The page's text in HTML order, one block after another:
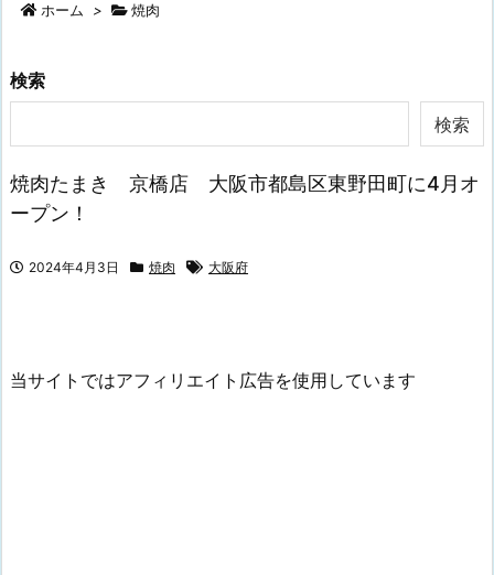
ホーム > 焼肉
検索
検索
焼肉たまき 京橋店 大阪市都島区東野田町に4月オ
ープン！
2024年4月3日 焼肉 大阪府
当サイトではアフィリエイト広告を使用しています